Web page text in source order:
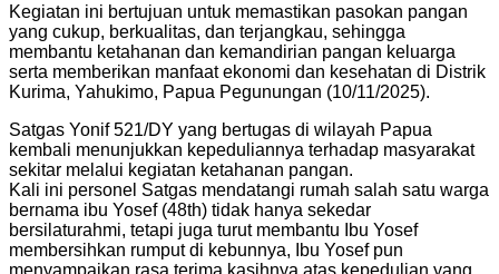
Kegiatan ini bertujuan untuk memastikan pasokan pangan
yang cukup, berkualitas, dan terjangkau, sehingga
membantu ketahanan dan kemandirian pangan keluarga
serta memberikan manfaat ekonomi dan kesehatan di Distrik
Kurima, Yahukimo, Papua Pegunungan (10/11/2025).
Satgas Yonif 521/DY yang bertugas di wilayah Papua
kembali menunjukkan kepeduliannya terhadap masyarakat
sekitar melalui kegiatan ketahanan pangan.
Kali ini personel Satgas mendatangi rumah salah satu warga
bernama ibu Yosef (48th) tidak hanya sekedar
bersilaturahmi, tetapi juga turut membantu Ibu Yosef
membersihkan rumput di kebunnya, Ibu Yosef pun
menyampaikan rasa terima kasihnya atas kepedulian yang